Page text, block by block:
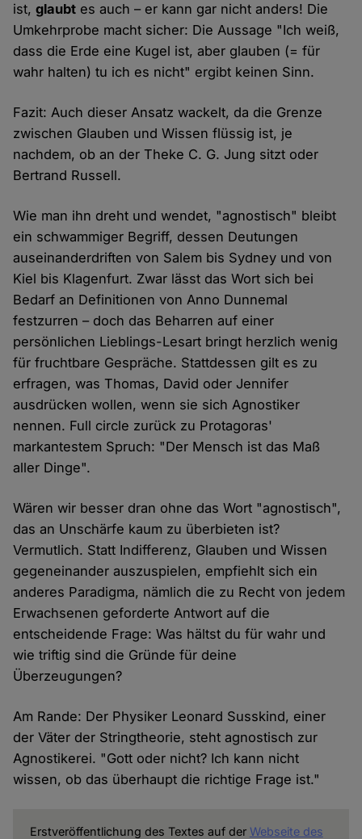
ist,glaubt es auch – er kann gar nicht anders! Die
Umkehrprobe macht sicher: Die Aussage "Ich weiß,
dass die Erde eine Kugel ist, aber glauben (= für
wahr halten) tu ich es nicht" ergibt keinen Sinn.
Fazit: Auch dieser Ansatz wackelt, da die Grenze
zwischen Glauben und Wissen flüssig ist, je
nachdem, ob an der Theke C. G. Jung sitzt oder
Bertrand Russell.
Wie man ihn dreht und wendet, "agnostisch" bleibt
ein schwammiger Begriff, dessen Deutungen
auseinanderdriften von Salem bis Sydney und von
Kiel bis Klagenfurt. Zwar lässt das Wort sich bei
Bedarf an Definitionen von Anno Dunnemal
festzurren – doch das Beharren auf einer
persönlichen Lieblings-Lesart bringt herzlich wenig
für fruchtbare Gespräche. Stattdessen gilt es zu
erfragen, was Thomas, David oder Jennifer
ausdrücken wollen, wenn sie sich Agnostiker
nennen. Full circle zurück zu Protagoras'
markantestem Spruch: "Der Mensch ist das Maß
aller Dinge".
Wären wir besser dran ohne das Wort "agnostisch",
das an Unschärfe kaum zu überbieten ist?
Vermutlich. Statt Indifferenz, Glauben und Wissen
gegeneinander auszuspielen, empfiehlt sich ein
anderes Paradigma, nämlich die zu Recht von jedem
Erwachsenen geforderte Antwort auf die
entscheidende Frage: Was hältst du für wahr und
wie triftig sind die Gründe für deine
Überzeugungen?
Am Rande: Der Physiker Leonard Susskind, einer
der Väter der Stringtheorie, steht agnostisch zur
Agnostikerei. "Gott oder nicht? Ich kann nicht
wissen, ob das überhaupt die richtige Frage ist."
Erstveröffentlichung des Textes auf der Webseite des